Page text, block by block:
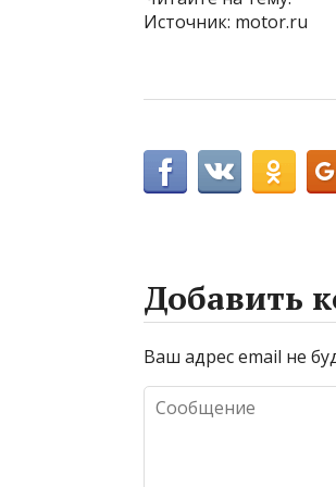
Источник: motor.ru
Добавить
Ваш адрес email не